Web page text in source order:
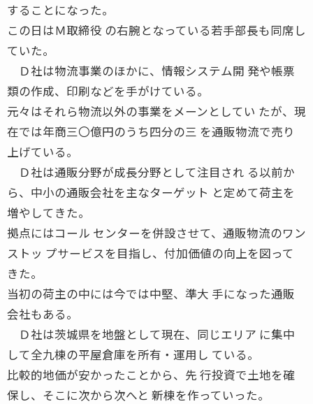
することになった。
この日はＭ取締役 の右腕となっている若手部長も同席し
ていた。
Ｄ社は物流事業のほかに、情報システム開 発や帳票
類の作成、印刷などを手がけている。
元々はそれら物流以外の事業をメーンとしてい たが、現
在では年商三〇億円のうち四分の三 を通販物流で売り
上げている。
Ｄ社は通販分野が成長分野として注目され る以前か
ら、中小の通販会社を主なターゲット と定めて荷主を
増やしてきた。
拠点にはコール センターを併設させて、通販物流のワン
ストッ プサービスを目指し、付加価値の向上を図って
きた。
当初の荷主の中には今では中堅、準大 手になった通販
会社もある。
Ｄ社は茨城県を地盤として現在、同じエリア に集中
して全九棟の平屋倉庫を所有・運用し ている。
比較的地価が安かったことから、先 行投資で土地を確
保し、そこに次から次へと 新棟を作っていった。